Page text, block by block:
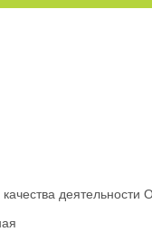
деятельности